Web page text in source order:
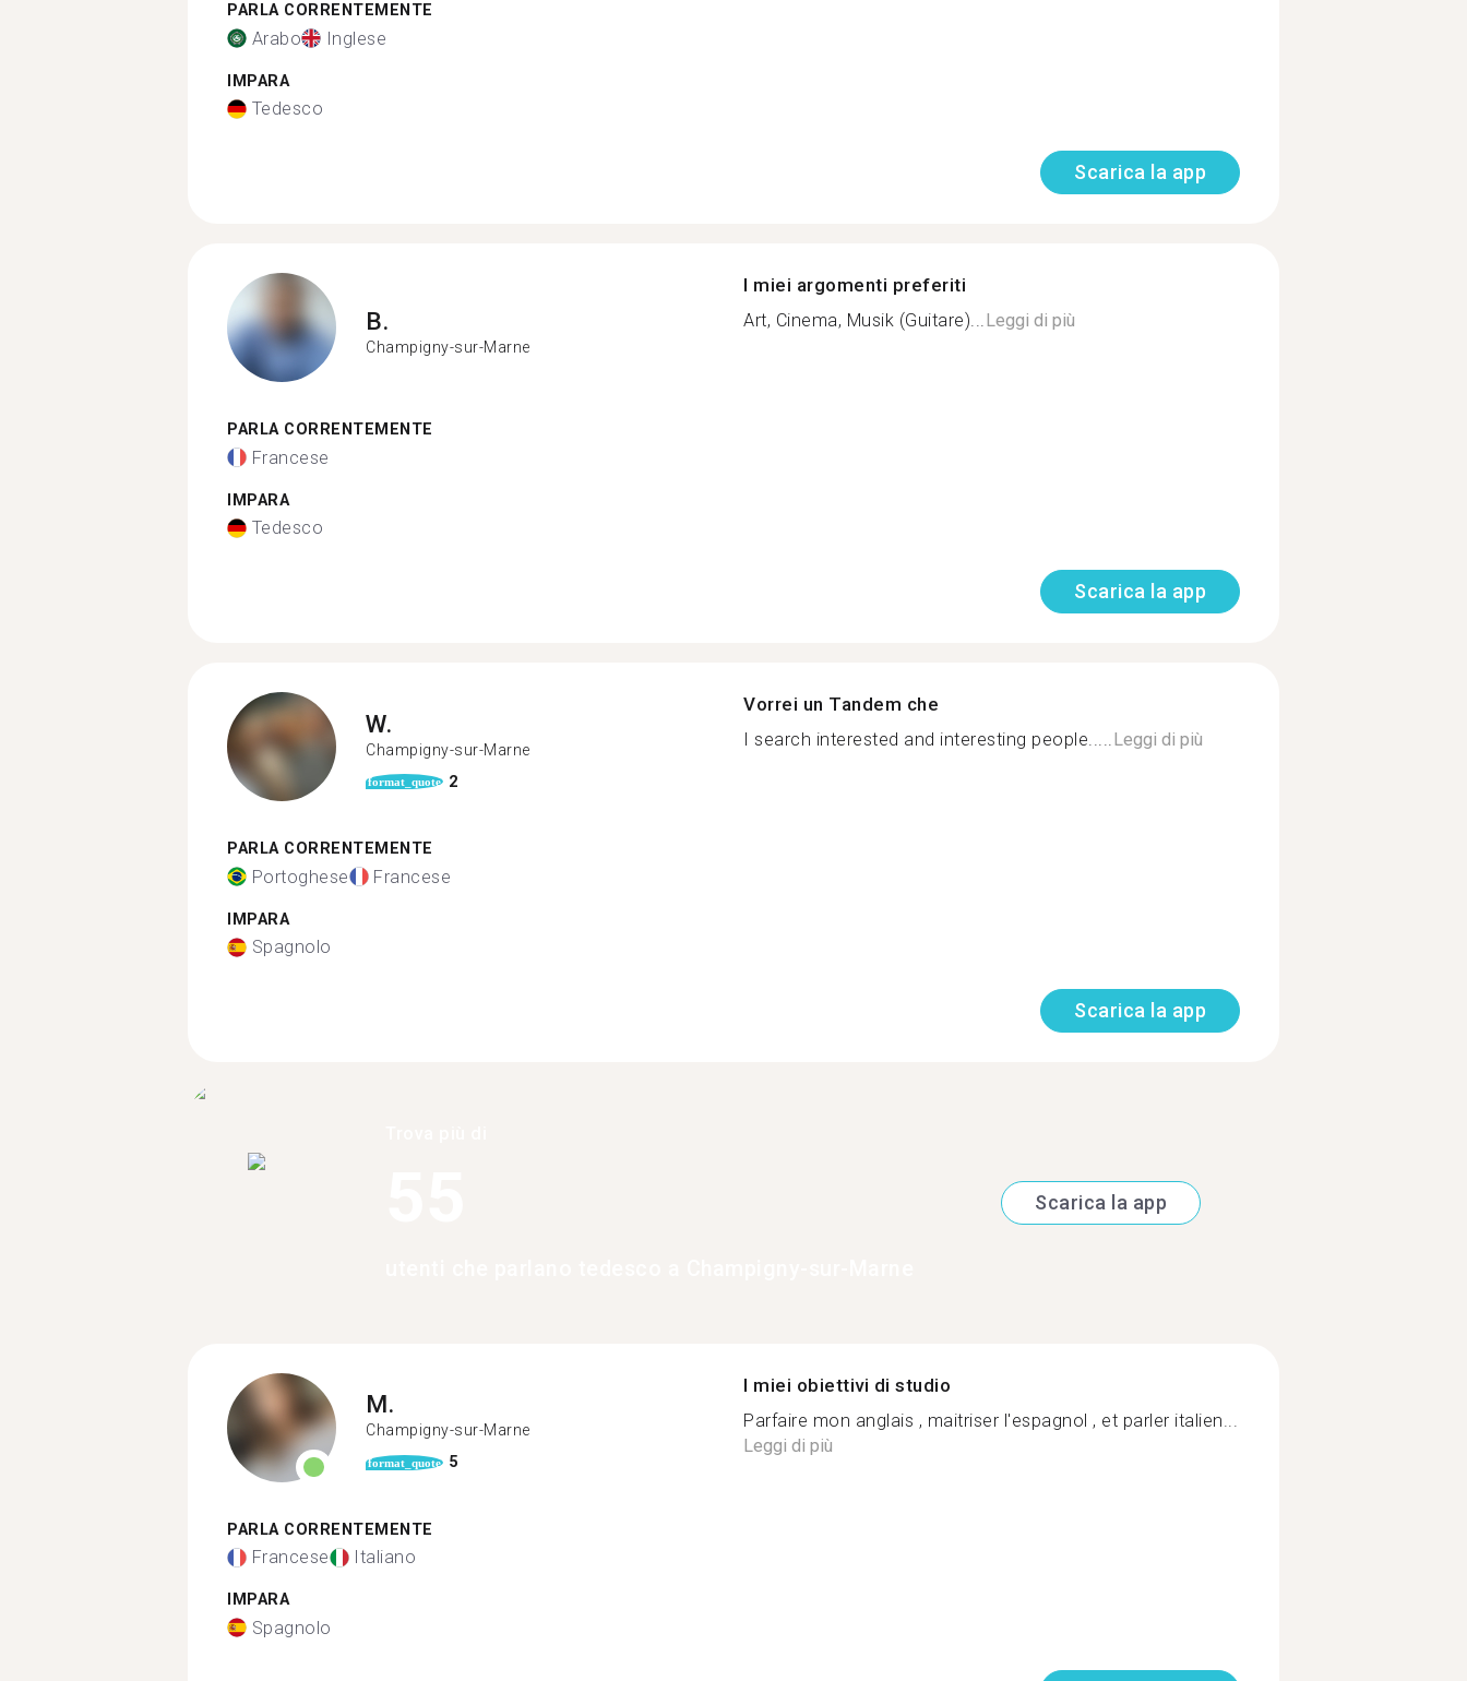
PARLA CORRENTEMENTE
Arabo Inglese
IMPARA
Tedesco
Scarica la app
B.
Champigny-sur-Marne
PARLA CORRENTEMENTE
Francese
IMPARA
Tedesco
I miei argomenti preferiti
Art, Cinema, Musik (Guitare)...Leggi di più
Scarica la app
W.
Champigny-sur-Marne
format_quote 2
PARLA CORRENTEMENTE
Portoghese Francese
IMPARA
Spagnolo
Vorrei un Tandem che
I search interested and interesting people.....Leggi di più
Scarica la app
Scarica la app
M.
Champigny-sur-Marne
format_quote 5
PARLA CORRENTEMENTE
Francese Italiano
IMPARA
Spagnolo
I miei obiettivi di studio
Parfaire mon anglais , maitriser l'espagnol , et parler italien...
Leggi di più